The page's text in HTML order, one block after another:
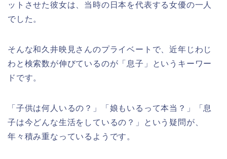
ットさせた彼女は、当時の日本を代表する女優の一人
でした。
そんな和久井映見さんのプライベートで、近年じわじ
わと検索数が伸びているのが「息子」というキーワー
ドです。
「子供は何人いるの？」「娘もいるって本当？」「息
子は今どんな生活をしているの？」という疑問が、
年々積み重なっているようです。